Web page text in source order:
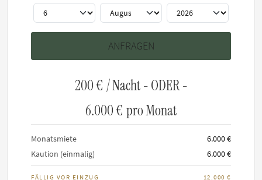
Hausregeln
HINWEIS: Die Mindestmietdauer für diese Wohnung beträgt
1 Monat(e).
Maximal 2 Bewohner erlaubt
Rauchen ist untersagt
Hunde willkommen, Katzen nicht erlaubt
200 € / Nacht - ODER -
6.000 € pro Monat
Monatsmiete
6.000 €
Kaution (einmalig)
6.000 €
FÄLLIG VOR EINZUG 12.000 €